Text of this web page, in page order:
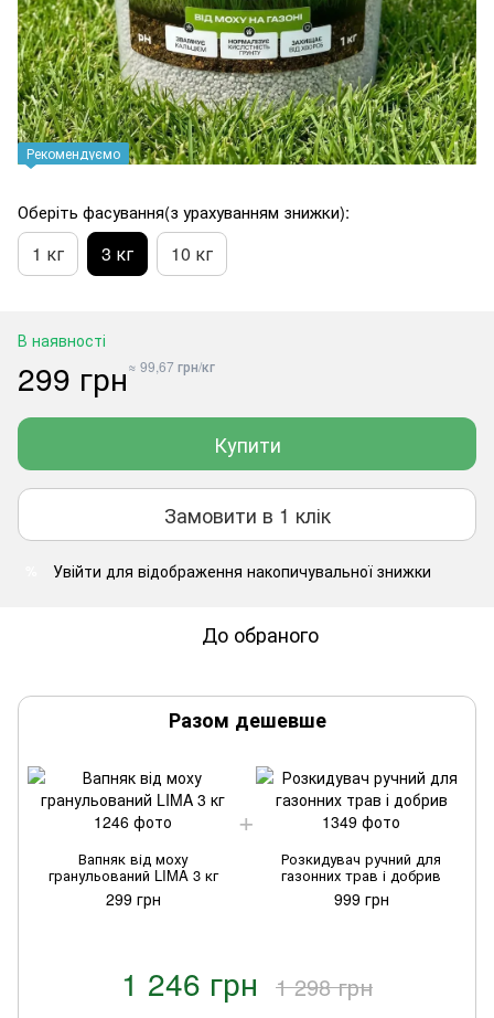
Рекомендуємо
Оберіть фасування(з урахуванням знижки):
1 кг 3 кг 10 кг
В наявності
299 грн≈ 99,67 грн/кг
Купити
Замовити в 1 клік
Увійти для відображення накопичувальної знижки
До обраного
Разом дешевше
Вапняк від моху
гранульований LIMA 3 кг
299 грн
Розкидувач ручний для
газонних трав і добрив
999 грн
1 246 грн 1 298 грн